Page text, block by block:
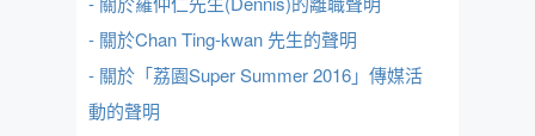
- 關於Chan Ting-kwan 先生的聲明
- 關於「荔園Super Summer 2016」傳媒活
動的聲明